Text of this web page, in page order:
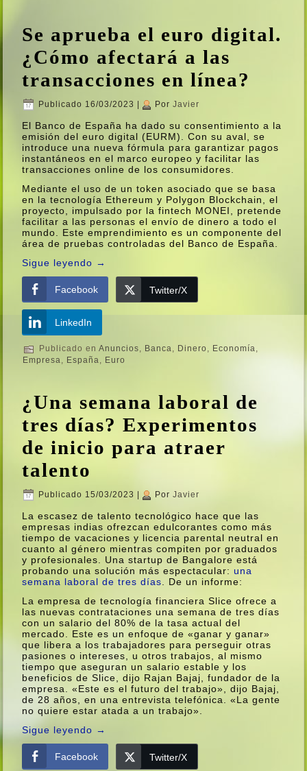
Se aprueba el euro digital.
¿Cómo afectará a las
transacciones en lí­nea?
Publicado 16/03/2023 Por Javier
El Banco de España ha dado su consentimiento a la
emisión del euro digital (EURM). Con su aval, se
introduce una nueva fórmula para garantizar pagos
instantáneos en el marco europeo y facilitar las
transacciones online de los consumidores.
Mediante el uso de un token asociado que se basa
en la tecnologí­a Ethereum y Polygon Blockchain, el
proyecto, impulsado por la fintech MONEI, pretende
facilitar a las personas el enví­o de dinero a todo el
mundo. Este emprendimiento es un componente del
área de pruebas controladas del Banco de España.
Sigue leyendo →
Facebook Twitter/X
LinkedIn
Publicado en Anuncios, Banca, Dinero , Economí­a,
Empresa, España, Euro
¿Una semana laboral de
tres dí­as? Experimentos
de inicio para atraer
talento
Publicado 15/03/2023 Por Javier
La escasez de talento tecnológico hace que las
empresas indias ofrezcan edulcorantes como más
tiempo de vacaciones y licencia parental neutral en
cuanto al género mientras compiten por graduados
y profesionales. Una startup de Bangalore está
probando una solución más espectacular: una
semana laboral de tres dí­as . De un informe:
La empresa de tecnologí­a financiera Slice ofrece a
las nuevas contrataciones una semana de tres dí­as
con un salario del 80% de la tasa actual del
mercado. Este es un enfoque de «ganar y ganar»
que libera a los trabajadores para perseguir otras
pasiones o intereses, u otros trabajos, al mismo
tiempo que aseguran un salario estable y los
beneficios de Slice, dijo Rajan Bajaj, fundador de la
empresa. «Este es el futuro del trabajo», dijo Bajaj,
de 28 años, en una entrevista telefónica. «La gente
no quiere estar atada a un trabajo».
Sigue leyendo →
Facebook Twitter/X